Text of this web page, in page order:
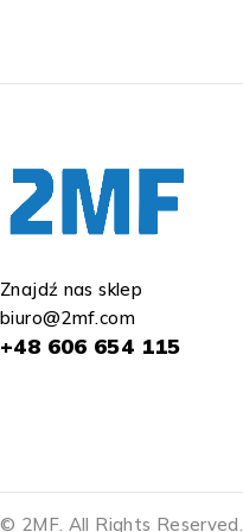
Znajdź nas sklep
biuro@2mf.com
+48 606 654 115
© 2MF. All Rights Reserved.